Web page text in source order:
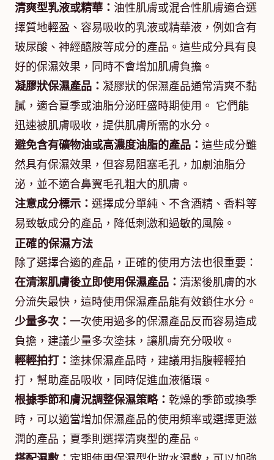
清爽型乳液或精華： 油性肌膚或混合性肌膚適合選
擇質地輕盈、容易吸收的乳液或精華液，例如含有
玻尿酸、神經醯胺等成分的產品。這些成分具有良
好的保濕效果，同時不會增加肌膚負擔。
凝膠狀保濕產品： 凝膠狀的保濕產品通常清爽不黏
膩，適合夏季或油脂分泌旺盛時期使用。 它們能
迅速被肌膚吸收，提供肌膚所需的水分。
避免含有礦物油或高濃度油脂的產品： 這些成分雖
然具有保濕效果，但容易阻塞毛孔，加劇油脂分
泌，並不適合鼻翼毛孔粗大的肌膚。
注意成分標示： 選擇成分單純、不含酒精、香料等
易致敏成分的產品，降低刺激和過敏的風險。
正確的保濕方法
除了選擇合適的產品，正確的使用方法也很重要：
在清潔肌膚後立即使用保濕產品： 清潔後肌膚的水
分流失最快，這時使用保濕產品能有效鎖住水分。
少量多次： 一次使用過多的保濕產品反而容易造成
負擔，建議少量多次塗抹，讓肌膚充分吸收。
輕輕拍打： 塗抹保濕產品時，建議用指腹輕輕拍
打，幫助產品吸收，同時促進血液循環。
根據季節和膚況調整保濕策略： 乾燥的季節或換季
時，可以適當增加保濕產品的使用頻率或選擇更滋
潤的產品；夏季則選擇清爽型的產品。